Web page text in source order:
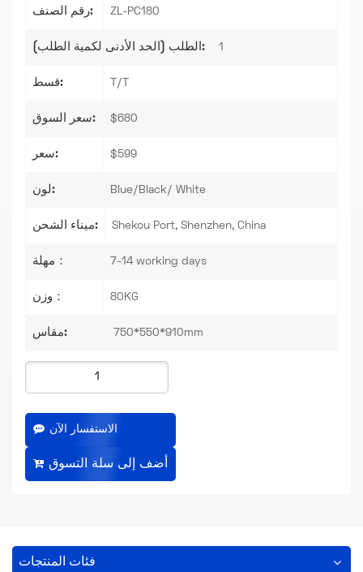
رقم الصنف: ZL-PC180
الطلب (الحد الأدنى لكمية الطلب): 1
قسط: T/T
سعر السوق: $680
سعر: $599
لون: Blue/Black/ White
ميناء الشحن: Shekou Port, Shenzhen, China
مهلة： 7-14 working days
وزن： 80KG
مقاس: 750*550*910mm
الاستفسار الآن
فئات المنتجات